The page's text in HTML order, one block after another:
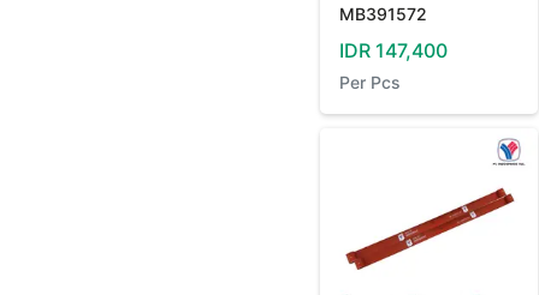
MB391572
IDR 147,400
Per Pcs